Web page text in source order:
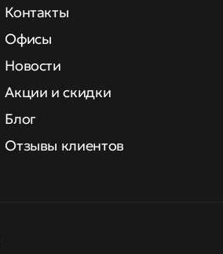
Контакты
Офисы
Новости
Акции и скидки
Блог
Отзывы клиентов